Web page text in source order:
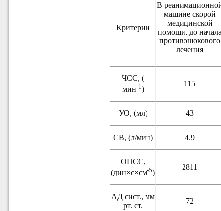
Критерии
В
машине скорой
медицинской
помощи, до
противошокового
лечения
ЧСС, (
мин-1 )
115
УО, (мл) 43
СВ, (л/мин) 4.9
ОПСС,
(дин×с×см-5)
2811
АД сист., мм
рт. ст.
72